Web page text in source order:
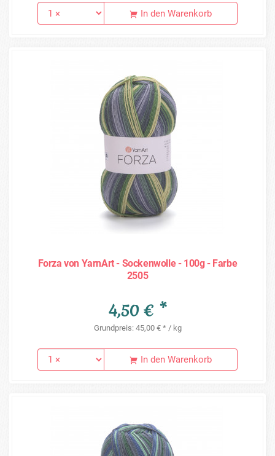
In den Warenkorb
Forza von YarnArt - Sockenwolle - 100g - Farbe
2505
4,50 € *
Grundpreis: 45,00 € * / kg
In den Warenkorb